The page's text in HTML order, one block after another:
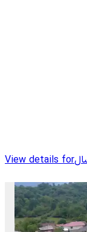
View details for